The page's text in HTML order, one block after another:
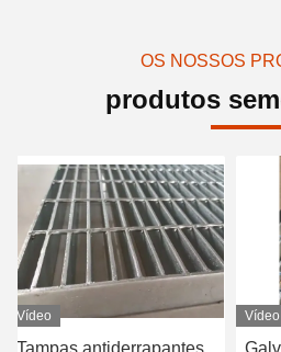
OS NOSSOS
produtos
Vídeo Vídeo